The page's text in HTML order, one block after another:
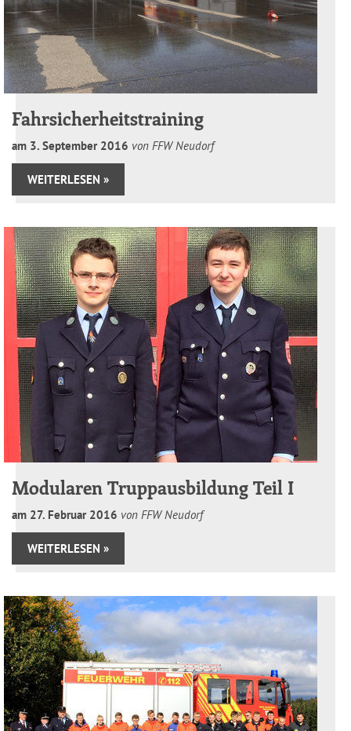
Fahrsicherheitstraining
am 3. September 2016 von FFW Neudorf
WEITERLESEN »
Modularen Truppausbildung Teil I
am 27. Februar 2016 von FFW Neudorf
WEITERLESEN »